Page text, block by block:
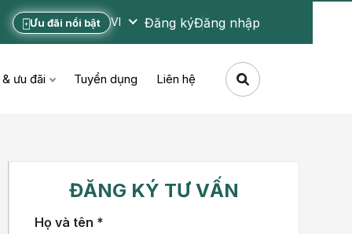
Ưu đãi nổi bật VI Đăng kýĐăng nhập
ưu đãi Tuyển dụng Liên hệ
ĐĂNG KÝ TƯ VẤN
Họ và tên *